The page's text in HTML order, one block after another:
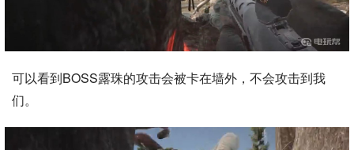
可以看到BOSS露珠的攻击会被卡在墙外，不会攻击到我
们。